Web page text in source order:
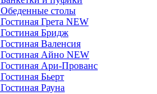
Обеденные столы
Гостиная Грета NEW
Гостиная Бридж
Гостиная Валенсия
Гостиная Айно NEW
Гостиная Ари-Прованс
Гостиная Бьерт
Гостиная Рауна